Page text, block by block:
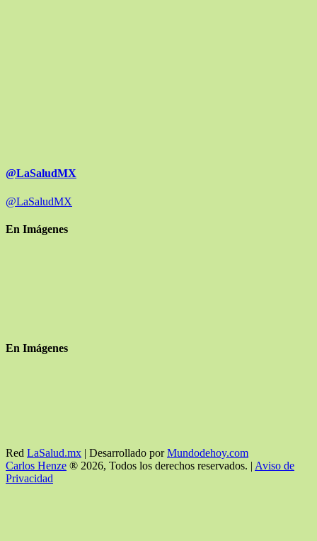
@LaSaludMX
@LaSaludMX
En Imágenes
En Imágenes
Red LaSalud.mx | Desarrollado porMundodehoy.com
Carlos Henze ® 2026, Todos los derechos reservados. | Aviso de
Privacidad